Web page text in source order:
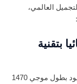
العالمي،
بتقنية
جهاز Endolift الإيطالي ليزر ديود بطول موجي 1470